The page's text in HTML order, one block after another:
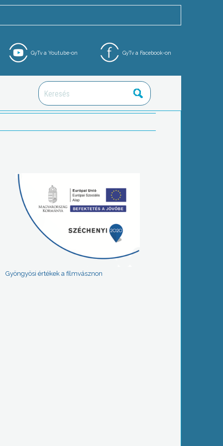
GyTv a Facebook-on
GyTv a Youtube-on
Gyöngyösi értékek a filmvásznon